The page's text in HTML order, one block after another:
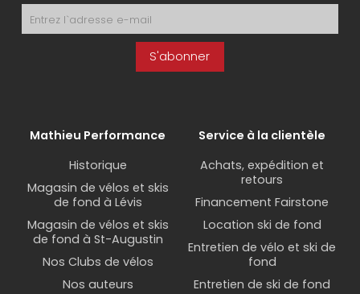
S'abonner
Mathieu Performance
Historique
Magasin de vélos et skis
de fond à Lévis
Magasin de vélos et skis
de fond à St-Augustin
Nos Clubs de vélos
Nos auteurs
Service à la clientèle
Achats, expédition et
retours
Financement Fairstone
Location ski de fond
Entretien de vélo et ski de
fond
Entretien de ski de fond